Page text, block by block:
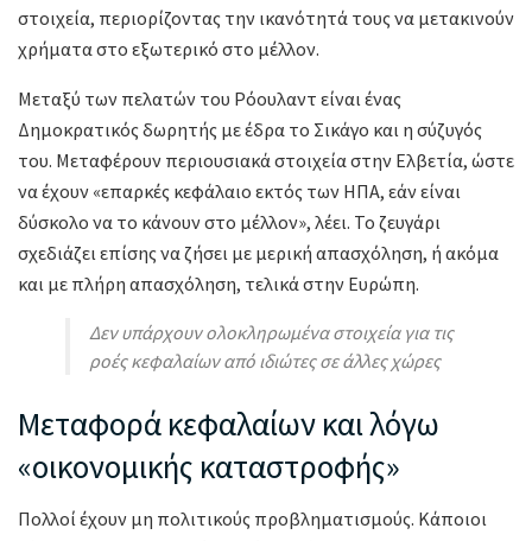
στοιχεία, περιορίζοντας την ικανότητά τους να μετακινούν
χρήματα στο εξωτερικό στο μέλλον.
Μεταξύ των πελατών του Ρόουλαντ είναι ένας
Δημοκρατικός δωρητής με έδρα το Σικάγο και η σύζυγός
του. Μεταφέρουν περιουσιακά στοιχεία στην Ελβετία, ώστε
να έχουν «επαρκές κεφάλαιο εκτός των ΗΠΑ, εάν είναι
δύσκολο να το κάνουν στο μέλλον», λέει. Το ζευγάρι
σχεδιάζει επίσης να ζήσει με μερική απασχόληση, ή ακόμα
και με πλήρη απασχόληση, τελικά στην Ευρώπη.
Δεν υπάρχουν ολοκληρωμένα στοιχεία για τις
ροές κεφαλαίων από ιδιώτες σε άλλες χώρες
Μεταφορά κεφαλαίων και λόγω
«οικονομικής καταστροφής»
Πολλοί έχουν μη πολιτικούς προβληματισμούς. Κάποιοι